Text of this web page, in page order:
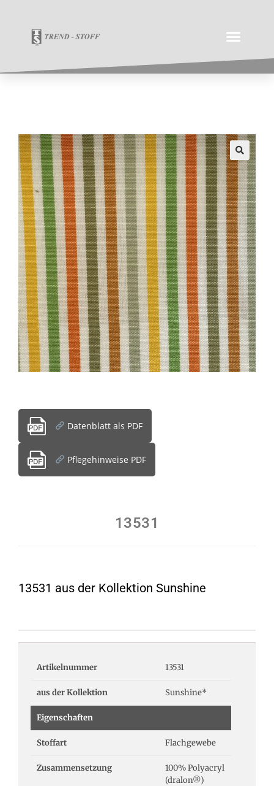
Datenblatt als PDF
Pflegehinweise PDF
13531
13531 aus der Kollektion Sunshine
Artikelnummer 13531
aus der Kollektion Sunshine*
Eigenschaften
Stoffart Flachgewebe
Zusammensetzung
100% Polyacryl
(dralon®)